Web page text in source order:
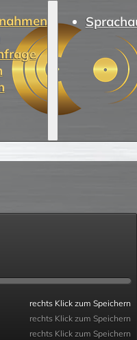
rechts Klick zum Speichern
rechts Klick zum Speichern
rechts Klick zum Speichern